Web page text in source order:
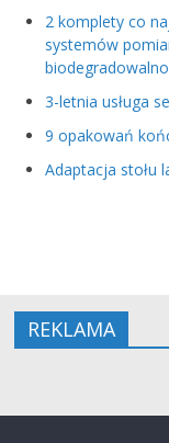
2 komplety co
systemów
3-letnia usługa
9 opakowań
Adaptacja stołu
REKLAMA